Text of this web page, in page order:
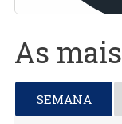
As
SEMANA